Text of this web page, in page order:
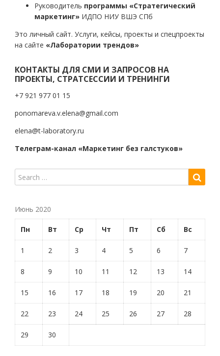
Руководитель программы «Стратегический
маркетинг» ИДПО НИУ ВШЭ СПб
Это личный сайт. Услуги, кейсы, проекты и спецпроекты
на сайте «Лаборатории трендов»
КОНТАКТЫ ДЛЯ СМИ И ЗАПРОСОВ НА
ПРОЕКТЫ, СТРАТСЕССИИ И ТРЕНИНГИ
+7 921 977 01 15
ponomareva.v.elena@gmail.com
elena@t-laboratory.ru
Телеграм-канал «Маркетинг без галстуков»
Июнь 2020
Пн Вт Ср Чт Пт Сб Вс
1 2 3 4 5 6 7
8 9 10 11 12 13 14
15 16 17 18 19 20 21
22 23 24 25 26 27 28
29 30